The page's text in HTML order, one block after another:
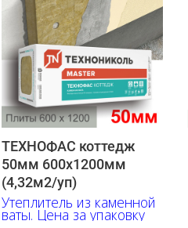
ТЕХНОФАС коттедж
50мм 600х1200мм
(4,32м2/уп)
Утеплитель из каменной
ваты. Цена за упаковку